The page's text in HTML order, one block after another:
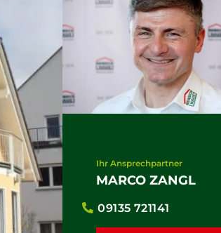
Ihr Ansprechpartner
MARCO ZANGL
09135 721141